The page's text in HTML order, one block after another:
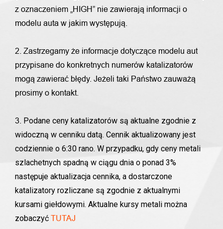
z oznaczeniem „HIGH” nie zawierają informacji o
modelu auta w jakim występują.
2. Zastrzegamy że informacje dotyczące modelu aut
przypisane do konkretnych numerów katalizatorów
mogą zawierać błędy. Jeżeli taki Państwo zauważą
prosimy o kontakt.
3. Podane ceny katalizatorów są aktualne zgodnie z
widoczną w cenniku datą. Cennik aktualizowany jest
codziennie o 6:30 rano. W przypadku, gdy ceny metali
szlachetnych spadną w ciągu dnia o ponad 3%
następuje aktualizacja cennika, a dostarczone
katalizatory rozliczane są zgodnie z aktualnymi
kursami giełdowymi. Aktualne kursy metali można
zobaczyć TUTAJ